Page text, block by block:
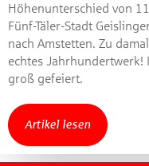
Höhenunterschied von
Fünf-Täler-Stadt
nach Amstetten. Zu
echtes Jahrhundertwerk!
groß gefeiert.
Artikel lesen
Beantworten
Welches